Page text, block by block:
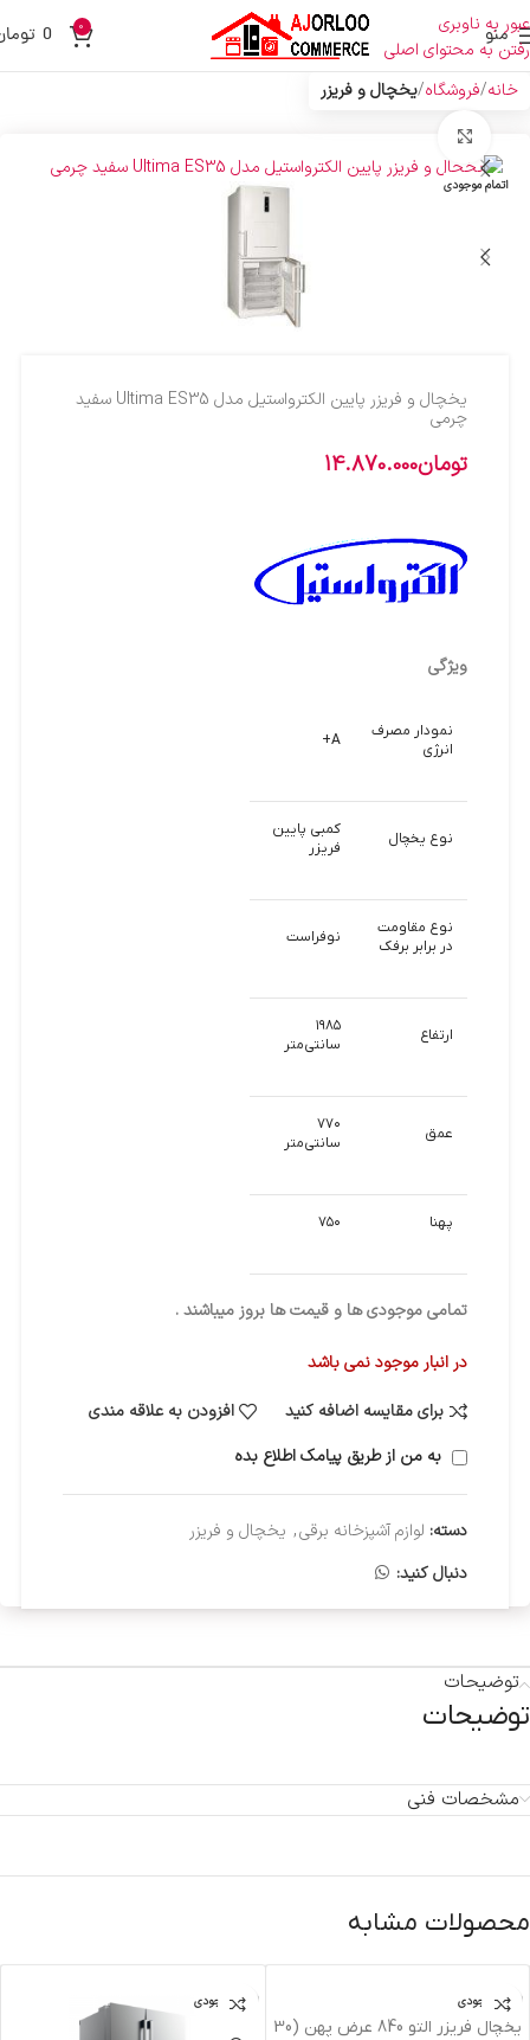
عبور به ناوبری
رفتن به محتوای اصلی
منو 0
0
خانه فروشگاه یخچال و فریزر
اتمام موجودی
یخچال و فریزر پایین الکترواستیل مدل Ultima ES35 سفید
چرمی
تومان14.870.000
ویژگی
نمودار مصرف
انرژی
A+
نوع یخچال
کمبی پایین
فریزر
نوع مقاومت
در برابر برفک
نوفراست
ارتفاع
۱۹۸۵
سانتی‌متر
عمق
۷۷۰
سانتی‌متر
پهنا ۷۵۰
تمامی موجودی ها و قیمت ها بروز میباشند .
در انبار موجود نمی باشد
برای مقایسه اضافه کنید
افزودن به علاقه مندی
به من از طریق پیامک اطلاع بده
دسته: لوازم آشپزخانه برقی, یخچال و فریزر
دنبال کنید:
توضیحات
توضیحات
مشخصات فنی
محصولات مشابه
اتمام موجودی
یخچال فریزر التو 840 عرض پهن (30
اتمام موجودی